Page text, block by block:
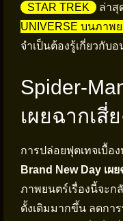
STAR TREK
ล่าสุ
UNIVERSE บนภาพ
จำเป็นต้องรู้เกี่ยวกับ
Spider-
เผยฉากเสี่
การปล่อยฟุตเทจเบื้อ
Brand New Day เผ
ภาพยนตร์เรื่องนี้จะก
ดั้งเดิมมากขึ้น ลดกา